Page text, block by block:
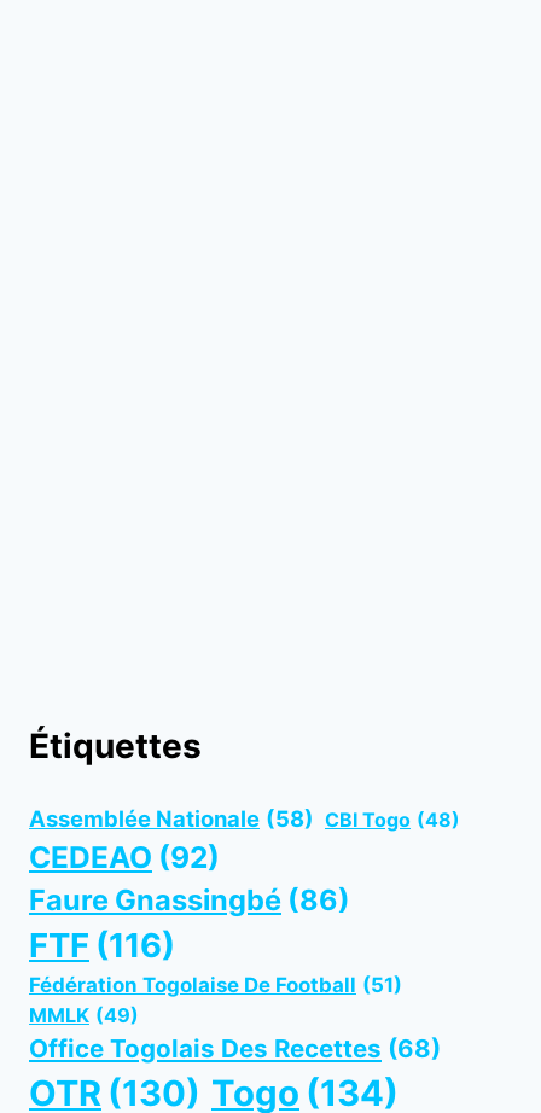
Étiquettes
Assemblée Nationale (58) CBI Togo (48)
CEDEAO (92)
Faure Gnassingbé (86)
FTF (116)
Fédération Togolaise De Football (51)
MMLK (49)
Office Togolais Des Recettes (68)
OTR (130) Togo (134)